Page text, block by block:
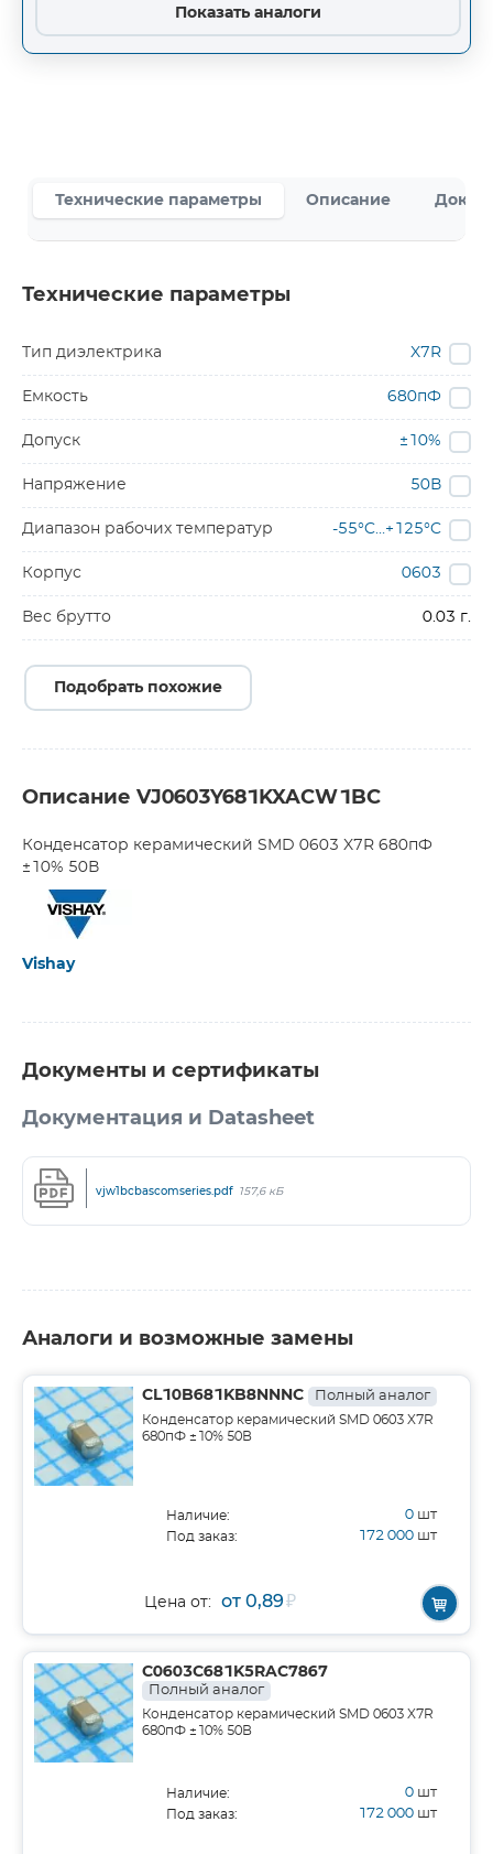
Показать аналоги
Технические параметры Описание
Технические параметры
Тип диэлектрика X7R
Емкость 680пФ
Допуск ±10%
Напряжение 50В
Диапазон рабочих температур -55°C…+125°C
Корпус 0603
Вес брутто 0.03 г.
Подобрать похожие
Описание VJ0603Y681KXACW1BC
Конденсатор керамический SMD 0603 X7R 680пФ
±10% 50В
Vishay
Документы и сертификаты
Документация и Datasheet
vjw1bcbascomseries.pdf 157,6 кБ
Аналоги и возможные замены
CL10B681KB8NNNC Полный аналог
Конденсатор керамический SMD 0603 X7R
680пФ ±10% 50В
Наличие: 0 шт
Под заказ: 172 000 шт
Цена от: от 0,89₽
C0603C681K5RAC7867
Полный аналог
Конденсатор керамический SMD 0603 X7R
680пФ ±10% 50В
Наличие: 0 шт
Под заказ: 172 000 шт